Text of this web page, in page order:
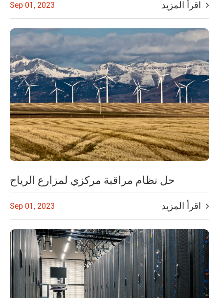
Sep 01, 2023
حل نظام مراقبة مركزي لمزارع الرياح
Sep 01, 2023